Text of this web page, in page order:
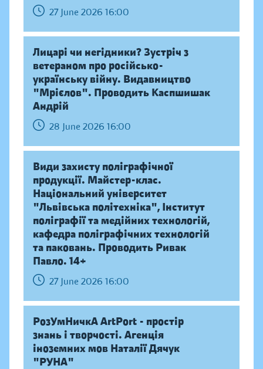
27 June 2026 16:00
Лицарі чи негідники? Зустріч з
ветераном про російсько-
українську війну. Видавництво
"Мрієлов". Проводить Каспшишак
Андрій
28 June 2026 16:00
Види захисту поліграфічної
продукції. Майстер-клас.
Національний університет
"Львівська політехніка", Інститут
поліграфії та медійних технологій,
кафедра поліграфічних технологій
та паковань. Проводить Ривак
Павло. 14+
27 June 2026 16:00
РозУмНичкА ArtPort - простір
знань і творчості. Агенція
іноземних мов Наталії Дячук
"РУНА"